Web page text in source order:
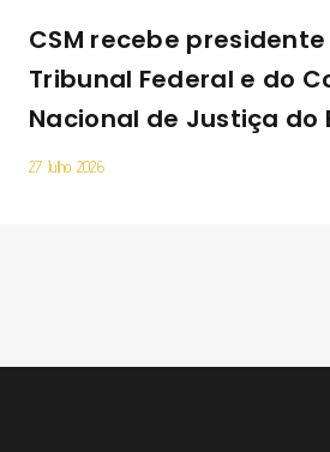
CSM recebe
Tribunal Federal e do
Nacional de Justiça do
27 Julho 2026